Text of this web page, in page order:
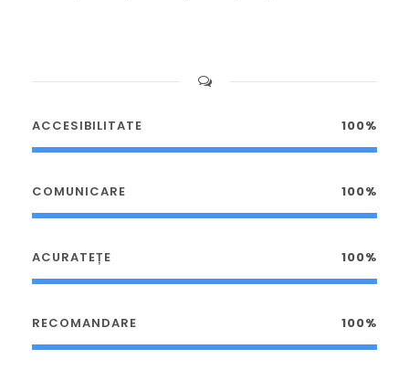
ACCESIBILITATE 100%
COMUNICARE 100%
ACURATEȚE 100%
RECOMANDARE 100%